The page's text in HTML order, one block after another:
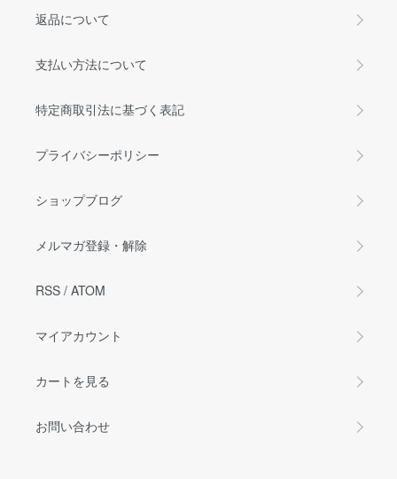
返品について
支払い方法について
特定商取引法に基づく表記
プライバシーポリシー
ショップブログ
メルマガ登録・解除
RSS / ATOM
マイアカウント
カートを見る
お問い合わせ